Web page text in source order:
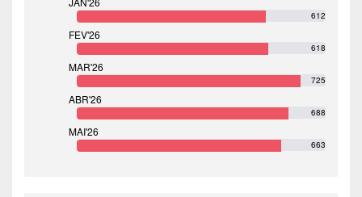
612
618
725
688
663